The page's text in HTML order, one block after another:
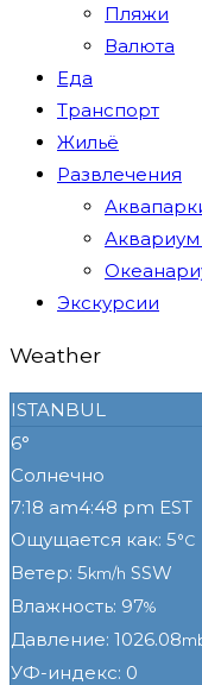
Пляжи
Валюта
Еда
Транспорт
Жильё
Развлечения
Экскурсии
Weather
ISTANBUL
6°
Солнечно
7:18 am4:48 pm EST
Ощущается как: 5°C
Ветер: 5km/h SSW
Влажность: 97%
Давление: 1026.08
УФ-индекс: 0